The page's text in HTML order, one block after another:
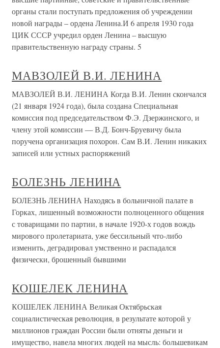
органы стали поступать предложения об учреждении
новой награды – ордена Ленина.И 6 апреля 1930 года
ЦИК СССР учредил орден Ленина – высшую
правительственную награду страны. 5
МАВЗОЛЕЙ В.И. ЛЕНИНА
МАВЗОЛЕЙ В.И. ЛЕНИНА Когда В.И. Ленин скончался
(21 января 1924 года), была создана Специальная
комиссия под председательством Ф.Э. Дзержинского, и
члену этой комиссии — В.Д. Бонч-Бруевичу была
поручена организация похорон. Сам В.И. Ленин никаких
записей или устных распоряжений
БОЛЕЗНЬ ЛЕНИНА
БОЛЕЗНЬ ЛЕНИНА Находясь в больничной палате в
Горках, лишенный возможности полноценного общения
с товарищами по партии, в начале 1920-х годов вождь
мирового пролетариата, уже бессильный что-либо
изменить, деградировал умственно и распадался
физически, брошенный бывшими
КОШЕЛЕК ЛЕНИНА
КОШЕЛЕК ЛЕНИНА Великая Октябрьская
социалистическая революция, в результате которой у
миллионов граждан России были отняты деньги и
имущество, навела многих людей на мысль: большевикам